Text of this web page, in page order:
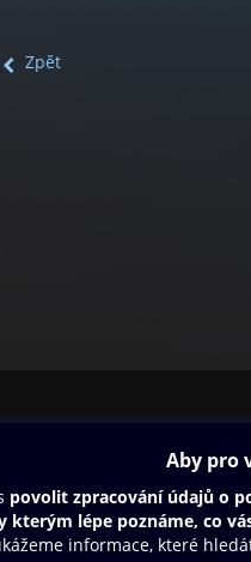
Zpět
Dárkový poukaz
Nápověda